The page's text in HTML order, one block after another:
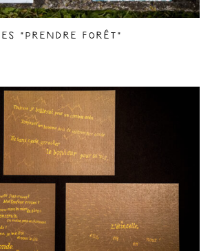
"Prendre forêt"